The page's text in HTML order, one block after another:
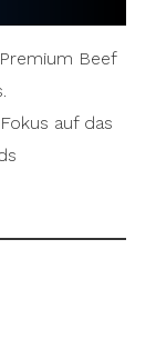
Beef
auf das